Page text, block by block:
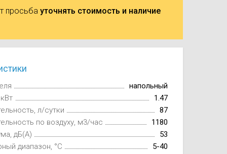
просьба уточнять стоимость и наличие
напольный
1.47
л/сутки
87
по воздуху, м3/час
1180
дБ(А)
53
диапазон, °С
5-40